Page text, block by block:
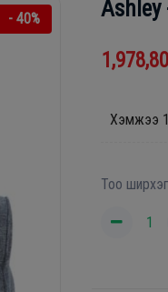
- 40% Ashley
Хэмжээ
Тоо ширхэг